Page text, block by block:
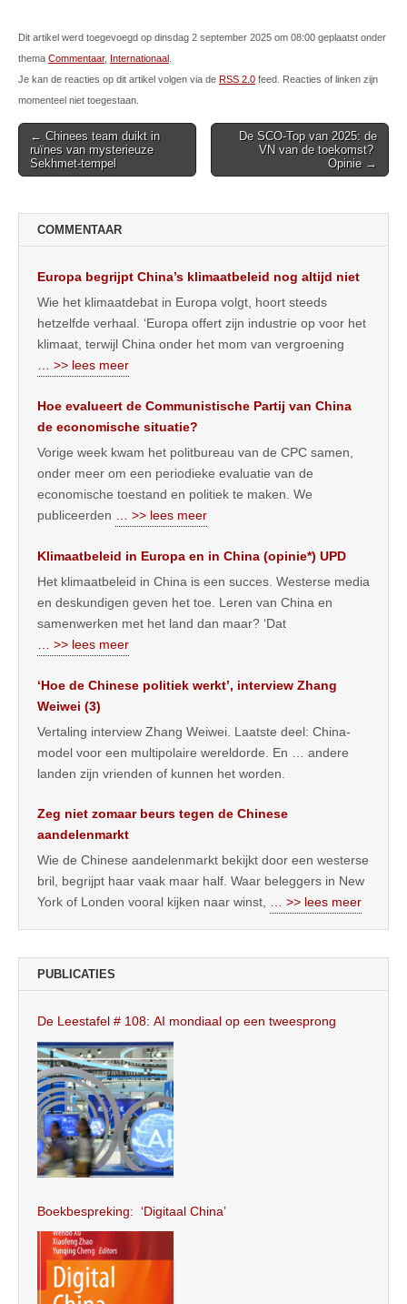
Dit artikel werd toegevoegd op dinsdag 2 september 2025 om 08:00 geplaatst onder
thema Commentaar, Internationaal
Je kan de reacties op dit artikel volgen via de RSS 2.0 feed. Reacties of linken zijn
momenteel niet toegestaan.
Post
navigation
← Chinees team duikt in
ruïnes van mysterieuze
Sekhmet-tempel
De SCO-Top van 2025: de
VN van de toekomst?
Opinie →
COMMENTAAR
Europa begrijpt China’s klimaatbeleid nog altijd niet
Wie het klimaatdebat in Europa volgt, hoort steeds
hetzelfde verhaal. ‘Europa offert zijn industrie op voor het
klimaat, terwijl China onder het mom van vergroening
… >> lees meer
Hoe evalueert de Communistische Partij van China
de economische situatie?
Vorige week kwam het politbureau van de CPC samen,
onder meer om een periodieke evaluatie van de
economische toestand en politiek te maken. We
publiceerden
… >> lees meer
Klimaatbeleid in Europa en in China (opinie*) UPD
Het klimaatbeleid in China is een succes. Westerse media
en deskundigen geven het toe. Leren van China en
samenwerken met het land dan maar? ‘Dat
… >> lees meer
‘Hoe de Chinese politiek werkt’, interview Zhang
Weiwei (3)
Vertaling interview Zhang Weiwei. Laatste deel: China-
model voor een multipolaire wereldorde. En … andere
landen zijn vrienden of kunnen het worden.
Zeg niet zomaar beurs tegen de Chinese
aandelenmarkt
Wie de Chinese aandelenmarkt bekijkt door een westerse
bril, begrijpt haar vaak maar half. Waar beleggers in New
York of Londen vooral kijken naar winst,
… >> lees meer
PUBLICATIES
De Leestafel # 108: AI mondiaal op een tweesprong
Boekbespreking: ‘Digitaal China’